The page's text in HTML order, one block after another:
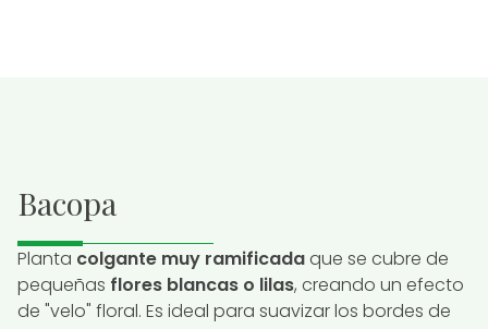
Bacopa
Planta colgante muy ramificadaque se cubre de
pequeñas flores blancas o lilas, creando un efecto
de "velo" floral. Es ideal para suavizar los bordes de